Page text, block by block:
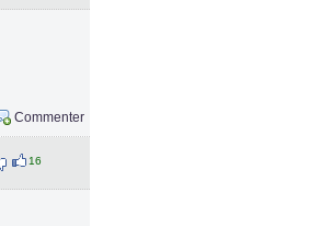
Commenter
16